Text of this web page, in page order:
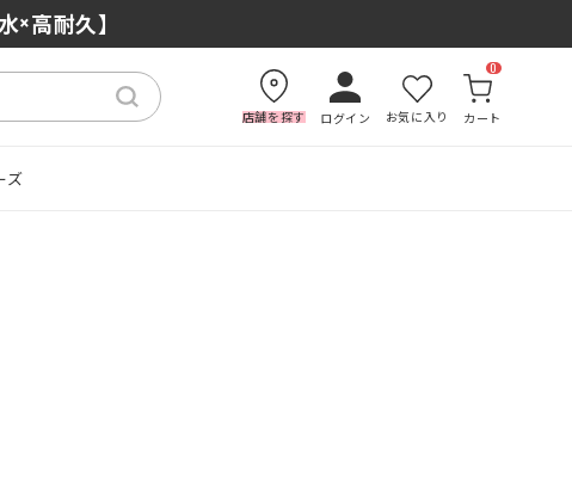
高耐久】
店舗を探す ログイン お気に入り カート
0
ズ